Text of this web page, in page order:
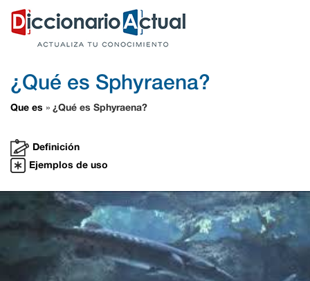
¿Qué es Sphyraena?
Que es » ¿Qué es Sphyraena?
Definición
Ejemplos de uso